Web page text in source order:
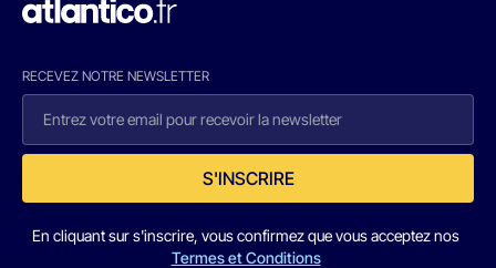
RECEVEZ NOTRE NEWSLETTER
S'INSCRIRE
En cliquant sur s'inscrire, vous confirmez que vous acceptez nos
Termes et Conditions